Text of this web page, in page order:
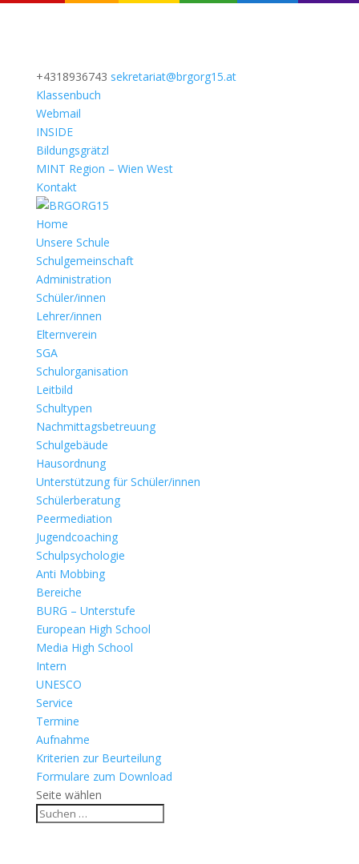
+4318936743 sekretariat@brgorg15.at
Klassenbuch
Webmail
INSIDE
Bildungsgrätzl
MINT Region – Wien West
Kontakt
Home
Unsere Schule
Schulgemeinschaft
Administration
Schüler/innen
Lehrer/innen
Elternverein
SGA
Schulorganisation
Leitbild
Schultypen
Nachmittagsbetreuung
Schulgebäude
Hausordnung
Unterstützung für Schüler/innen
Schülerberatung
Peermediation
Jugendcoaching
Schulpsychologie
Anti Mobbing
Bereiche
BURG – Unterstufe
European High School
Media High School
Intern
UNESCO
Service
Termine
Aufnahme
Kriterien zur Beurteilung
Formulare zum Download
Seite wählen